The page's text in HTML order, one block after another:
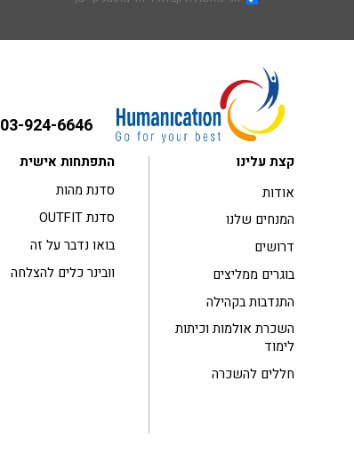
03-924-6646
קצת עלינו
אודות
המנחים שלנו
דרושים
בוגרים ממליצים
התנדבות בקהילה
השכרת אולמות וכיתות
לימוד
חללים להשכרה
התפתחות אישית
סדנת מהות
סדנת OUTFIT
בואו נדבר על זה
וובינר כלים להצלחה